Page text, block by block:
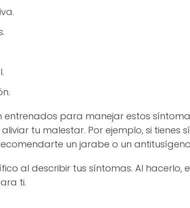
entrenados para manejar estos
tu malestar. Por ejemplo, si tienes
un jarabe o un
al describir tus síntomas. Al
ti.